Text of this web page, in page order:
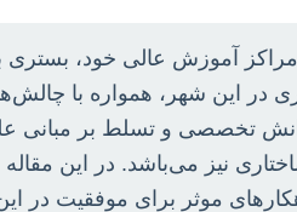
مراکز آموزش عالی خود،
در این شهر، همواره با
دانش تخصصی و تسلط بر
نیز می‌باشد. در این مقاله
موثر برای موفقیت در